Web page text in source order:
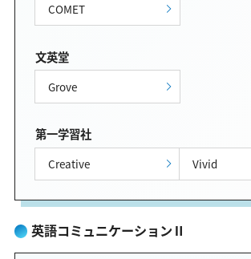
COMET
文英堂
Grove
第一学習社
Creative Vivid
英語コミュニケーションⅡ